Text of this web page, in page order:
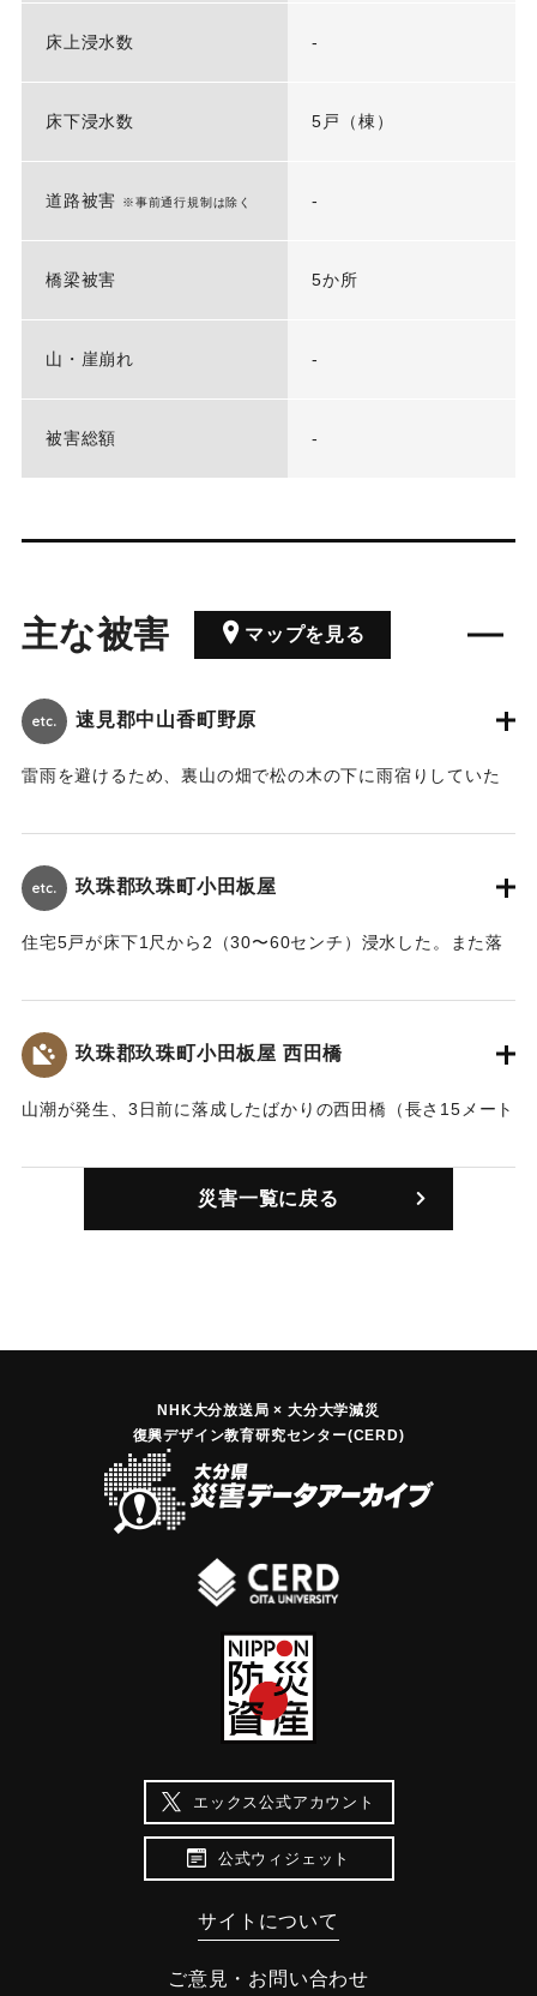
床上浸水数 -
床下浸水数 5戸（棟）
道路被害 ※事前通行規制は除く -
橋梁被害 5か所
山・崖崩れ -
被害総額 -
主な被害 マップを見る
速見郡中山香町野原
雷雨を避けるため、裏山の畑で松の木の下に雨宿りしていた
た。
｜固有コード:00505003
玖珠郡玖珠町小田板屋
住宅5戸が床下1尺から2（30〜60センチ）浸水した。また落
別状はなかった。
｜固有コード:00505001
玖珠郡玖珠町小田板屋 西田橋
山潮が発生、3日前に落成したばかりの西田橋（長さ15メート
災害一覧に戻る
NHK大分放送局 × 大分大学減災
復興デザイン教育研究センター(CERD)
エックス公式アカウント
公式ウィジェット
サイトについて
ご意見・お問い合わせ